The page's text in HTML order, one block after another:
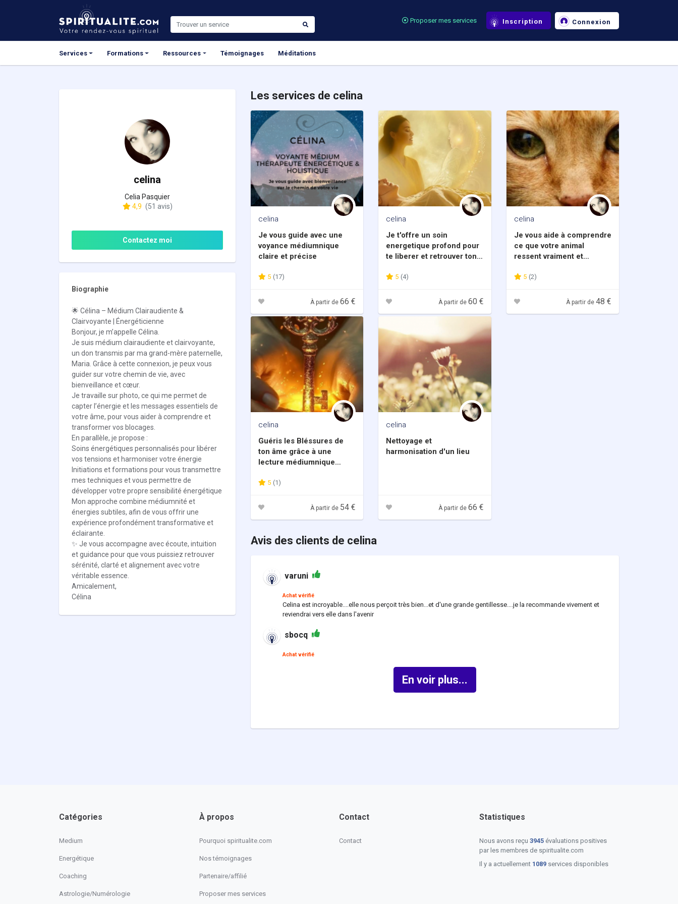
Proposer mes services Inscription Connexion
Services Formations Ressources Témoignages Méditations
celina
Celia Pasquier
4,9 (51 avis)
Contactez moi
Biographie
🌟 Célina – Médium Clairaudiente &
Clairvoyante | Énergéticienne
Bonjour, je m’appelle Célina.
Je suis médium clairaudiente et clairvoyante,
un don transmis par ma grand-mère paternelle,
Maria. Grâce à cette connexion, je peux vous
guider sur votre chemin de vie, avec
bienveillance et cœur.
Je travaille sur photo, ce qui me permet de
capter l’énergie et les messages essentiels de
votre âme, pour vous aider à comprendre et
transformer vos blocages.
En parallèle, je propose :
Soins énergétiques personnalisés pour libérer
vos tensions et harmoniser votre énergie
Initiations et formations pour vous transmettre
mes techniques et vous permettre de
développer votre propre sensibilité énergétique
Mon approche combine médiumnité et
énergies subtiles, afin de vous offrir une
expérience profondément transformative et
éclairante.
✨ Je vous accompagne avec écoute, intuition
et guidance pour que vous puissiez retrouver
sérénité, clarté et alignement avec votre
véritable essence.
Amicalement,
Célina
Les services de celina
celina
Je vous guide avec une
voyance médiumnique
claire et précise
5 (17)
À partir de66 €
celina
Je t'offre un soin
energetique profond pour
te liberer et retrouver ton
5 (4)
À partir de 60 €
celina
Je vous aide à comprendre
ce que votre animal
ressent vraiment et
5 (2)
À partir de 48 €
celina
Guéris les Bléssures de
ton âme grâce à une
lecture médiumnique
5 (1)
À partir de 54 €
celina
Nettoyage et
harmonisation d'un lieu
À partir de 66 €
Avis des clients de celina
varuni
Achat vérifié
Celina est incroyable....elle nous perçoit très bien...et d'une grande gentillesse....je la recommande vivement et
reviendrai vers elle dans l'avenir
sbocq
Achat vérifié
En voir plus...
Catégories
Medium
Energétique
Coaching
Astrologie/Numérologie
À propos
Pourquoi spiritualite.com
Nos témoignages
Partenaire/affilié
Proposer mes services
Contact
Contact
Statistiques
Nous avons reçu 3945évaluations positives
par les membres de spiritualite.com
Il y a actuellement 1089services disponibles
Panneau de gestion des cookies